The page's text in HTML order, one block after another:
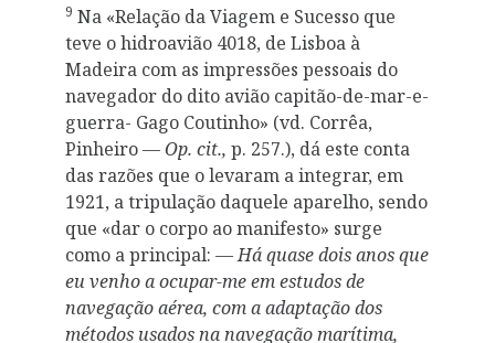
9 Na «Relação da Viagem e Sucesso que
teve o hidroavião 4018, de Lisboa à
Madeira com as impressões pessoais do
navegador do dito avião capitão-de-mar-e-
guerra- Gago Coutinho» (vd. Corrêa,
Pinheiro —Op. cit., p. 257.), dá este conta
das razões que o levaram a integrar, em
1921, a tripulação daquele aparelho, sendo
que «dar o corpo ao manifesto» surge
como a principal: —Há quase dois anos que
eu venho a ocupar-me em estudos de
navegação aérea, com a adaptação dos
métodos usados na navegação marítima,